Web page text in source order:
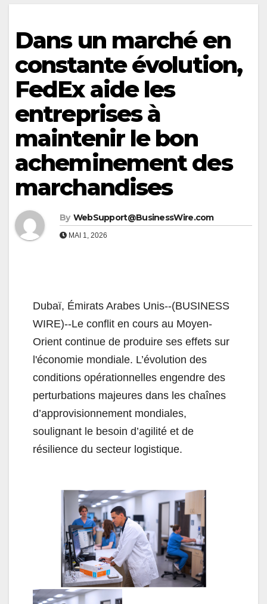
Dans un marché en
constante évolution,
FedEx aide les
entreprises à
maintenir le bon
acheminement des
marchandises
By WebSupport@BusinessWire.com
MAI 1, 2026
Dubaï, Émirats Arabes Unis--(BUSINESS
WIRE)--Le conflit en cours au Moyen-
Orient continue de produire ses effets sur
l'économie mondiale. L’évolution des
conditions opérationnelles engendre des
perturbations majeures dans les chaînes
d’approvisionnement mondiales,
soulignant le besoin d’agilité et de
résilience du secteur logistique.